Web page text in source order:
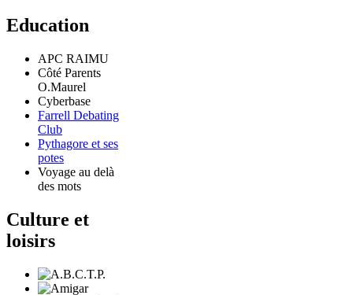
Education
APC RAIMU
Côté Parents
O.Maurel
Cyberbase
Farrell Debating
Club
Pythagore et ses
potes
Voyage au delà
des mots
Culture et
loisirs